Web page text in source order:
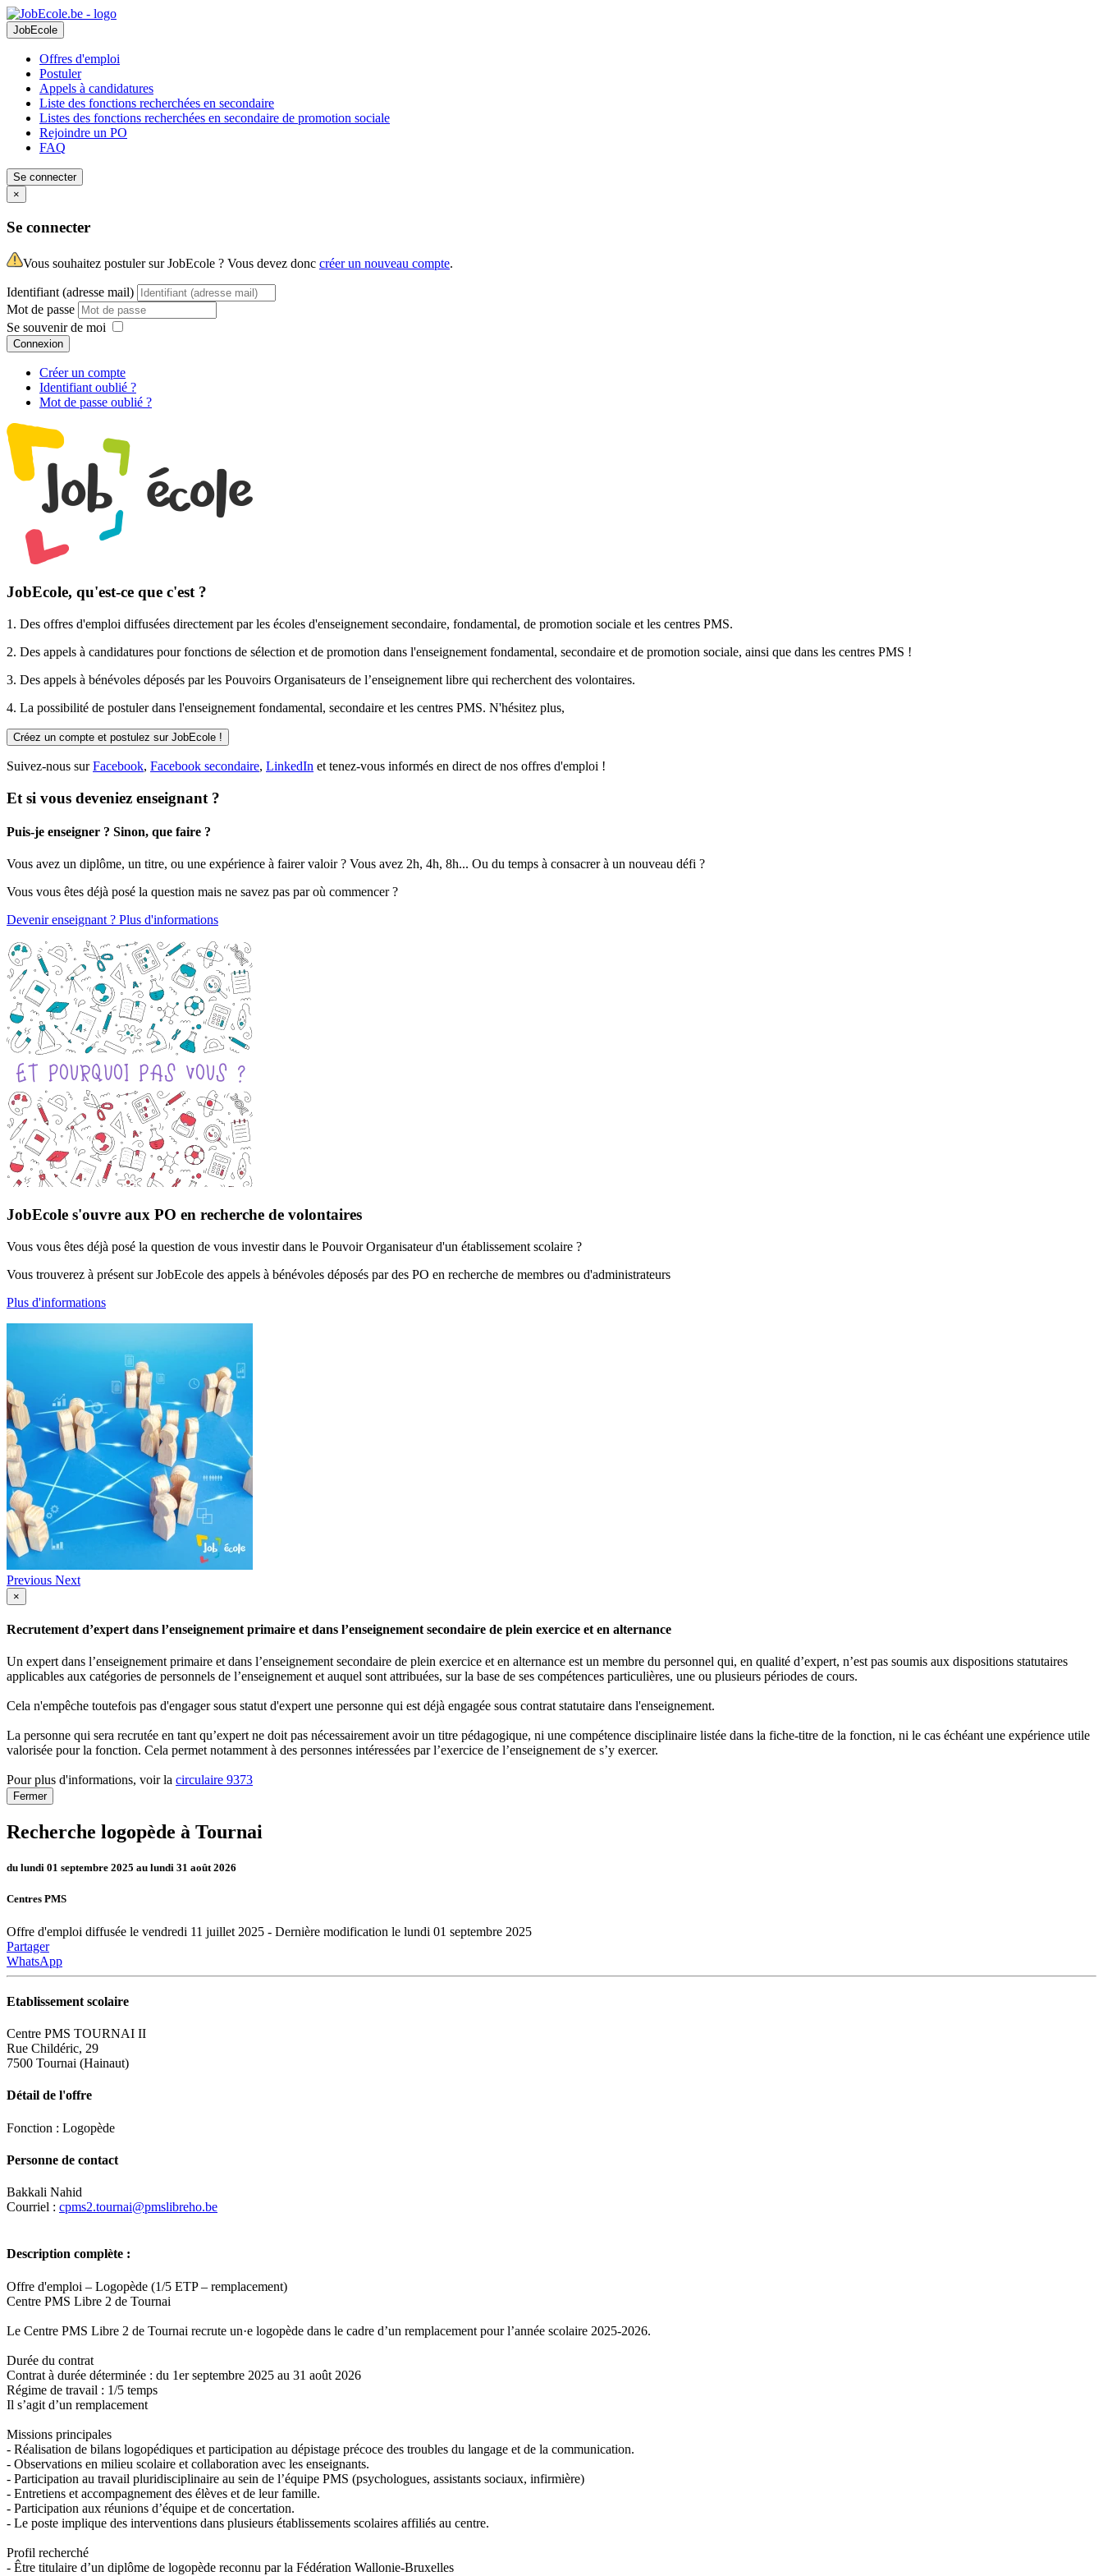
JobEcole
Offres d'emploi
Postuler
Appels à candidatures
Liste des fonctions recherchées en secondaire
Listes des fonctions recherchées en secondaire de promotion sociale
Rejoindre un PO
FAQ
Se connecter
×
Se connecter
Vous souhaitez postuler sur JobEcole ? Vous devez donc créer un nouveau compte.
Identifiant (adresse mail)
Mot de passe
Se souvenir de moi
Connexion
Créer un compte
Identifiant oublié ?
Mot de passe oublié ?
JobEcole, qu'est-ce que c'est ?
1. Des offres d'emploi diffusées directement par les écoles d'enseignement secondaire, fondamental, de promotion sociale et les centres PMS.
2. Des appels à candidatures pour fonctions de sélection et de promotion dans l'enseignement fondamental, secondaire et de promotion sociale, ainsi que dans les centres PMS !
3. Des appels à bénévoles déposés par les Pouvoirs Organisateurs de l’enseignement libre qui recherchent des volontaires.
4. La possibilité de postulerdans l'enseignement fondamental, secondaire et les centres PMS. N'hésitez plus,
Créez un compte et postulez sur JobEcole !
Suivez-nous surFacebook, Facebook secondaire, LinkedIn et tenez-vous informés en direct de nos offres d'emploi !
Et si vous deveniez enseignant ?
Puis-je enseigner ? Sinon, que faire ?
Vous avez un diplôme, un titre, ou une expérience à fairer valoir ? Vous avez 2h, 4h, 8h... Ou du temps à consacrer à un nouveau défi ?
Vous vous êtes déjà posé la question mais ne savez pas par où commencer ?
Devenir enseignant ? Plus d'informations
JobEcole s'ouvre aux PO en recherche de volontaires
Vous vous êtes déjà posé la question de vous investir dans le Pouvoir Organisateur d'un établissement scolaire ?
Vous trouverez à présent sur JobEcole des appels à bénévoles déposés par des PO en recherche de membres ou d'administrateurs
Plus d'informations
Previous Next
×
Recrutement d’expert dans l’enseignement primaire et dans l’enseignement secondaire de plein exercice et en alternance
Un expert dans l’enseignement primaire et dans l’enseignement secondaire de plein exercice et en alternance est un membre du personnel qui, en qualité d’expert, n’est pas soumis aux dispositions statutaires
applicables aux catégories de personnels de l’enseignement et auquel sont attribuées, sur la base de ses compétences particulières, une ou plusieurs périodes de cours.
Cela n'empêche toutefois pas d'engager sous statut d'expert une personne qui est déjà engagée sous contrat statutaire dans l'enseignement.
La personne qui sera recrutée en tant qu’expert ne doit pas nécessairement avoir un titre pédagogique, ni une compétence disciplinaire listée dans la fiche-titre de la fonction, ni le cas échéant une expérience utile
valorisée pour la fonction. Cela permet notamment à des personnes intéressées par l’exercice de l’enseignement de s’y exercer.
Pour plus d'informations, voir la circulaire 9373
Fermer
Recherche logopède à Tournai
du lundi 01 septembre 2025 au lundi 31 août 2026
Centres PMS
Offre d'emploi diffusée le vendredi 11 juillet 2025 - Dernière modification le lundi 01 septembre 2025
Partager
WhatsApp
Etablissement scolaire
Centre PMS TOURNAI II
Rue Childéric, 29
7500 Tournai (Hainaut)
Détail de l'offre
Fonction : Logopède
Personne de contact
Bakkali Nahid
Courriel : cpms2.tournai@pmslibreho.be
Description complète :
Offre d'emploi – Logopède (1/5 ETP – remplacement)
Centre PMS Libre 2 de Tournai
Le Centre PMS Libre 2 de Tournai recrute un·e logopède dans le cadre d’un remplacement pour l’année scolaire 2025-2026.
Durée du contrat
Contrat à durée déterminée : du 1er septembre 2025 au 31 août 2026
Régime de travail : 1/5 temps
Il s’agit d’un remplacement
Missions principales
- Réalisation de bilans logopédiques et participation au dépistage précoce des troubles du langage et de la communication.
- Observations en milieu scolaire et collaboration avec les enseignants.
- Participation au travail pluridisciplinaire au sein de l’équipe PMS (psychologues, assistants sociaux, infirmière)
- Entretiens et accompagnement des élèves et de leur famille.
- Participation aux réunions d’équipe et de concertation.
- Le poste implique des interventions dans plusieurs établissements scolaires affiliés au centre.
Profil recherché
- Être titulaire d’un diplôme de logopède reconnu par la Fédération Wallonie-Bruxelles